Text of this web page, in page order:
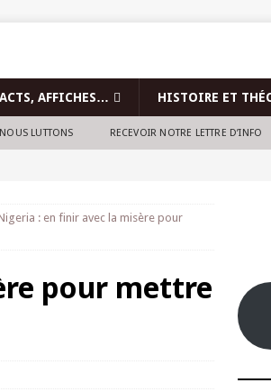
AFFICHES… HISTOIRE ET
LUTTONS RECEVOIR NOTRE LETTRE D’INFO
: en finir avec la misère pour
pour mettre